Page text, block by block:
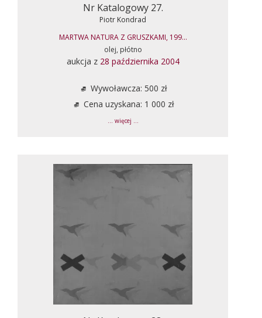
Nr Katalogowy 27.
Piotr Kondrad
MARTWA NATURA Z GRUSZKAMI, 199...
olej, płótno
aukcja z 28 października 2004
Wywoławcza: 500 zł
Cena uzyskana: 1 000 zł
... więcej ...